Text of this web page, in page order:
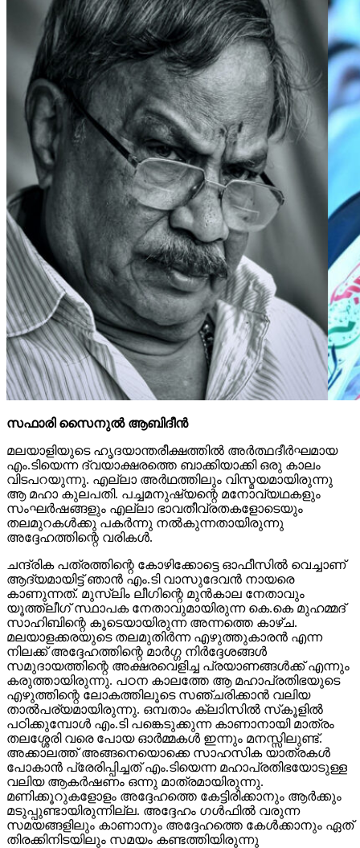
സഫാരി സൈനുല്‍ ആബിദീന്‍
മലയാളിയുടെ ഹൃദയാന്തരീക്ഷത്തില്‍ അര്‍ത്ഥദീര്‍ഘമായ
എം.ടിയെന്ന ദ്വയാക്ഷരത്തെ ബാക്കിയാക്കി ഒരു കാലം
വിടപറയുന്നു. എല്ലാ അര്‍ഥത്തിലും വിസ്മയമായിരുന്നു
ആ മഹാ കുലപതി. പച്ചമനുഷ്യന്റെ മനോവ്യഥകളും
സംഘര്‍ഷങ്ങളും എല്ലാ ഭാവതീവ്രതകളോടെയും
തലമുറകള്‍ക്കു പകര്‍ന്നു നല്‍കുന്നതായിരുന്നു
അദ്ദേഹത്തിന്റെ വരികള്‍.
ചന്ദ്രിക പത്രത്തിന്റെ കോഴിക്കോട്ടെ ഓഫീസില്‍ വെച്ചാണ്
ആദ്യമായിട്ട് ഞാന്‍ എം.ടി വാസുദേവന്‍ നായരെ
കാണുന്നത്. മുസ്ലിം ലീഗിന്റെ മുന്‍കാല നേതാവും
യൂത്ത്ലീഗ് സ്ഥാപക നേതാവുമായിരുന്ന കെ.കെ മുഹമ്മദ്
സാഹിബിന്റെ കൂടെയായിരുന്ന അന്നത്തെ കാഴ്ച.
മലയാളക്കരയുടെ തലമുതിര്‍ന്ന എഴുത്തുകാരന്‍ എന്ന
നിലക്ക് അദ്ദേഹത്തിന്റെ മാര്‍ഗ്ഗ നിര്‍ദ്ദേശങ്ങള്‍
സമുദായത്തിന്റെ അക്ഷരവെളിച്ച പ്രയാണങ്ങള്‍ക്ക് എന്നും
കരുത്തായിരുന്നു. പഠന കാലത്തേ ആ മഹാപ്രതിഭയുടെ
എഴുത്തിന്റെ ലോകത്തിലൂടെ സഞ്ചരിക്കാന്‍ വലിയ
താല്‍പര്യമായിരുന്നു. ഒമ്പതാം ക്ലാിസില്‍ സ്‌കൂളില്‍
പഠിക്കുമ്പോള്‍ എം.ടി പങ്കെടുക്കുന്ന കാണാനായി മാത്രം
തലശ്ശേരി വരെ പോയ ഓര്‍മ്മകള്‍ ഇന്നും മനസ്സിലുണ്ട്.
അക്കാലത്ത് അങ്ങനെയൊക്കെ സാഹസിക യാത്രകള്‍
പോകാന്‍ പ്രേരിപ്പിച്ചത് എം.ടിയെന്ന മഹാപ്രതിഭയോടുള്ള
വലിയ ആകര്‍ഷണം ഒന്നു മാത്രമായിരുന്നു.
മണിക്കൂറുകളോളം അദ്ദേഹത്തെ കേട്ടിരിക്കാനും ആര്‍ക്കും
മടുപ്പുണ്ടായിരുന്നില്ല. അദ്ദേഹം ഗള്‍ഫില്‍ വരുന്ന
സമയങ്ങളിലും കാണാനും അദ്ദേഹത്തെ കേള്‍ക്കാനും ഏത്
തിരക്കിനിടയിലും സമയം കണ്ടത്തിയിരുന്നു